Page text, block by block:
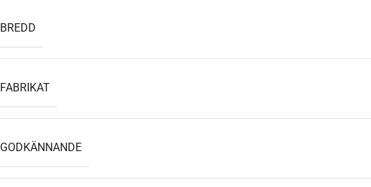
BREDD
FABRIKAT
GODKÄNNANDE